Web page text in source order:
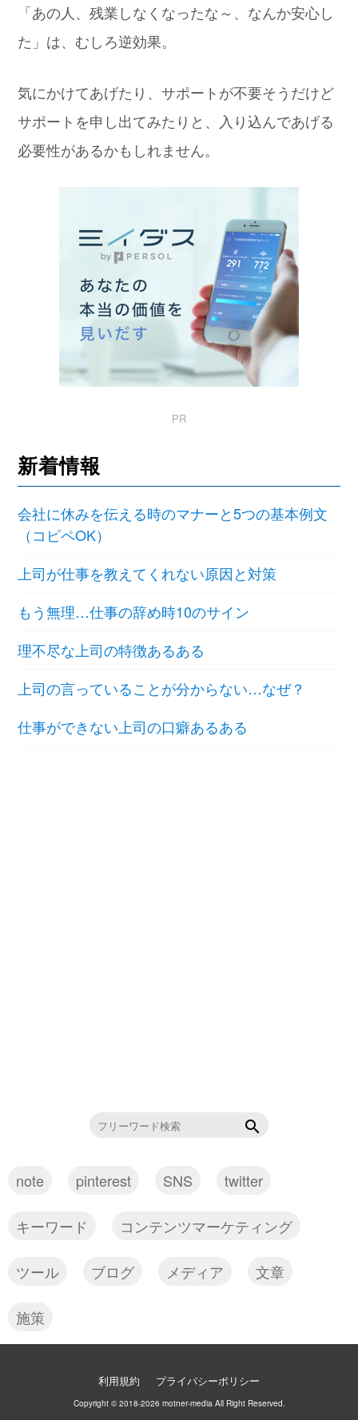
「あの人、残業しなくなったな～、なんか安心し
た」は、むしろ逆効果。
気にかけてあげたり、サポートが不要そうだけど
サポートを申し出てみたりと、入り込んであげる
必要性があるかもしれません。
PR
新着情報
会社に休みを伝える時のマナーと5つの基本例文
（コピペOK）
上司が仕事を教えてくれない原因と対策
もう無理…仕事の辞め時10のサイン
理不尽な上司の特徴あるある
上司の言っていることが分からない…なぜ？
仕事ができない上司の口癖あるある
note pinterest SNS twitter
キーワード コンテンツマーケティング
ツール ブログ メディア 文章
施策
利用規約 プライバシーポリシー
Copyright © 2018-2026 motner-media All Right Reserved.